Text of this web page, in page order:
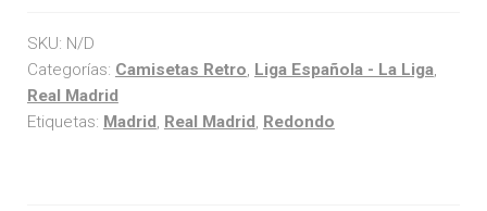
SKU: N/D
Categorías: Camisetas Retro, Liga Española - La Liga,
Real Madrid
Etiquetas: Madrid, Real Madrid, Redondo